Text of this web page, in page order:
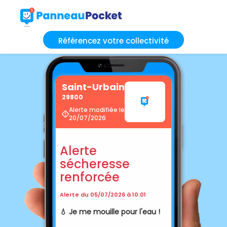
Référencez votre collectivité
Saint-Urbain
29800
Alerte modifiée le
20/07/2026
Alerte
sécheresse
renforcée
Alerte du 05/07/2026 à 10:01
💧 Je me mouille pour l'eau !